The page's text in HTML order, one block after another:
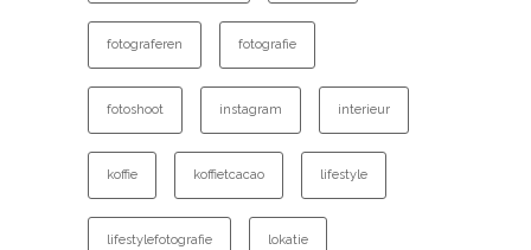
fotograferen fotografie
fotoshoot instagram interieur
koffie koffietcacao lifestyle
lifestylefotografie lokatie